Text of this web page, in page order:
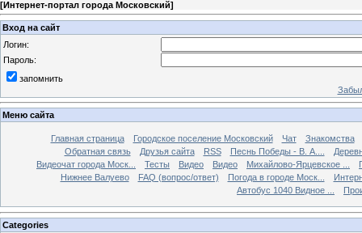
[Интернет-портал города Московский]
Вход на сайт
Логин:
Пароль:
запомнить
Меню сайта
Главная страница Городское поселение Московский Чат
Знакомства
Обратная связь
Друзья сайта RSS Песнь Победы - В. А....
Видеочат города Моск...
Тесты Видео Видео Михайлово-Ярцевское ...
Нижнее Валуево
FAQ (вопрос/ответ) Погода в городе Моск...
Автобус 1040 Видное ...
Categories